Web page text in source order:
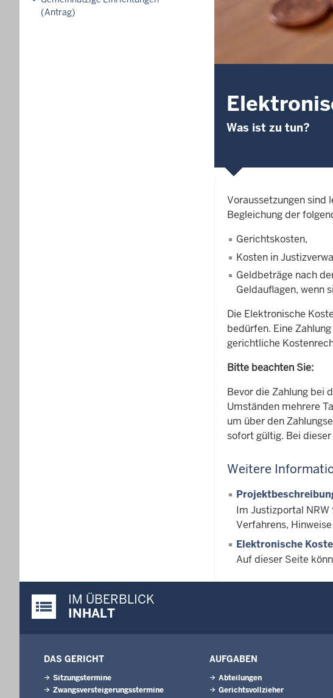
(Antrag)
Was ist zu tun?
Voraussetzungen sind
Begleichung der
Gerichtskosten,
Kosten in
Geldbeträge nach
Geldauflagen, wenn
Die Elektronische
bedürfen. Eine
gerichtliche
Bitte beachten Sie:
Bevor die Zahlung bei
Umständen mehrere
um über den
sofort gültig. Bei
Weitere
Im Justizportal
Verfahrens,
Elektronische
Auf dieser Seite
Justiz-Portal im Überblick:
IM ÜBERBLICK
INHALT
DAS GERICHT
Sitzungstermine
Zwangsversteigerungsstermine
AUFGABEN
Abteilungen
Gerichtsvollzieher